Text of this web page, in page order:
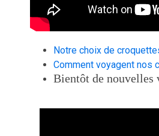
Notre choix de
Comment voyagent nos
Bientôt de nouvelles